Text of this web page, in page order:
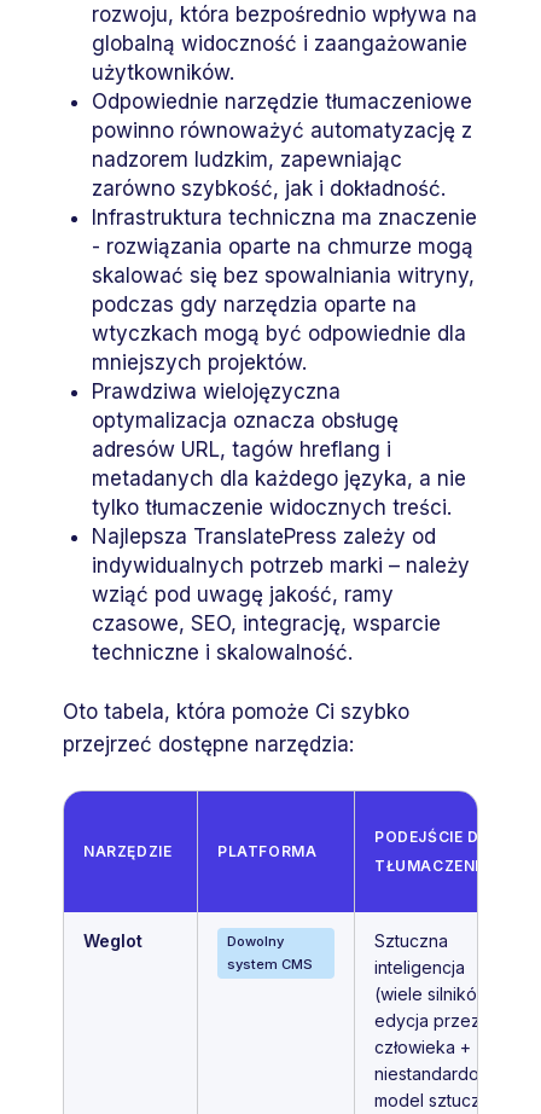
rozwoju, która bezpośrednio wpływa na
globalną widoczność i zaangażowanie
użytkowników.
Odpowiednie narzędzie tłumaczeniowe
powinno równoważyć automatyzację z
nadzorem ludzkim, zapewniając
zarówno szybkość, jak i dokładność.
Infrastruktura techniczna ma znaczenie
- rozwiązania oparte na chmurze mogą
skalować się bez spowalniania witryny,
podczas gdy narzędzia oparte na
wtyczkach mogą być odpowiednie dla
mniejszych projektów.
Prawdziwa wielojęzyczna
optymalizacja oznacza obsługę
adresów URL, tagów hreflang i
metadanych dla każdego języka, a nie
tylko tłumaczenie widocznych treści.
Najlepsza TranslatePress zależy od
indywidualnych potrzeb marki – należy
wziąć pod uwagę jakość, ramy
czasowe, SEO, integrację, wsparcie
techniczne i skalowalność.
Oto tabela, która pomoże Ci szybko
przejrzeć dostępne narzędzia:
NARZĘDZIE PLATFORMA
PODEJŚCIE DO
TŁUMACZENIA
Weglot
Dowolny
system CMS
Sztuczna
inteligencja
(wiele silników) +
edycja przez
człowieka +
niestandardowy
model sztucznej